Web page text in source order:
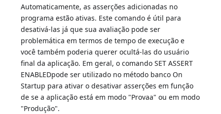
Automaticamente, as asserções adicionadas no
programa estão ativas. Este comando é útil para
desativá-las já que sua avaliação pode ser
problemática em termos de tempo de execução e
você também poderia querer ocultá-las do usuário
final da aplicação. Em geral, o comando SET ASSERT
ENABLEDpode ser utilizado no método banco On
Startup para ativar o desativar asserções em função
de se a aplicação está em modo "Provaa" ou em modo
"Produção".